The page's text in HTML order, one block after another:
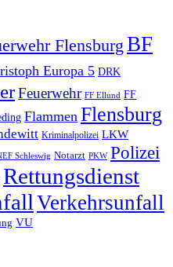
Flensburg BF
Europa 5 DRK
Feuerwehr FF Ellund FF
Flammen Flensburg
Kriminalpolizei LKW
Schleswig Notarzt PKW Polizei
Rettungsdienst
Verkehrsunfall
VU